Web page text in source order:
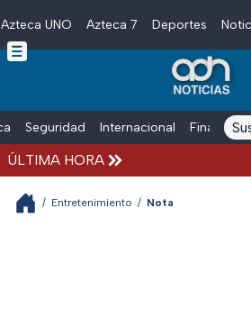
Skip to main content
Azteca UNO Azteca 7 Deportes
Seguridad Internacional Finanzas
ÚLTIMA HORA
/ Entretenimiento / Nota